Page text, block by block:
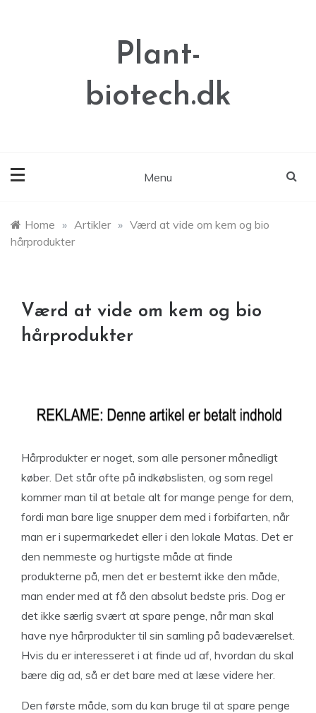
Plant-
biotech.dk
Menu
Home » Artikler » Værd at vide om kem og bio
hårprodukter
Værd at vide om kem og bio
hårprodukter
Hårprodukter er noget, som alle personer månedligt
køber. Det står ofte på indkøbslisten, og som regel
kommer man til at betale alt for mange penge for dem,
fordi man bare lige snupper dem med i forbifarten, når
man er i supermarkedet eller i den lokale Matas. Det er
den nemmeste og hurtigste måde at finde
produkterne på, men det er bestemt ikke den måde,
man ender med at få den absolut bedste pris. Dog er
det ikke særlig svært at spare penge, når man skal
have nye hårprodukter til sin samling på badeværelset.
Hvis du er interesseret i at finde ud af, hvordan du skal
bære dig ad, så er det bare med at læse videre her.
Den første måde, som du kan bruge til at spare penge